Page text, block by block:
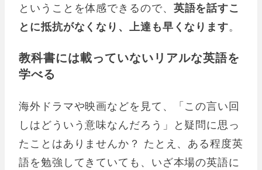
ということを体感できるので、 英語を話すこ
とに抵抗がなくなり、上達も早くなります。
教科書には載っていないリアルな英語を
学べる
海外ドラマや映画などを見て、「この言い回
しはどういう意味なんだろう」と疑問に思っ
たことはありませんか？ たとえ、ある程度英
語を勉強してきていても、いざ本場の英語に